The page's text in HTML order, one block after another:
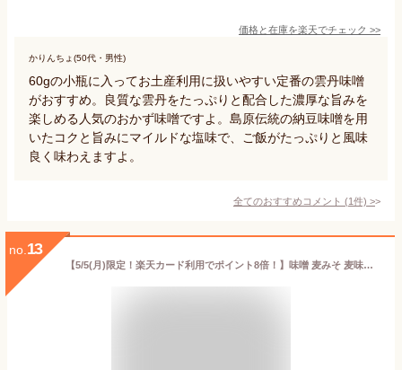
価格と在庫を楽天でチェック >>
かりんちょ(50代・男性)
60gの小瓶に入ってお土産利用に扱いやすい定番の雲丹味噌
がおすすめ。良質な雲丹をたっぷりと配合した濃厚な旨みを
楽しめる人気のおかず味噌ですよ。島原伝統の納豆味噌を用
いたコクと旨みにマイルドな塩味で、ご飯がたっぷりと風味
良く味わえますよ。
全てのおすすめコメント (1件) >
no. 13
【5/5(月)限定！楽天カード利用でポイント8倍！】味噌 麦みそ 麦味噌 チョーコー醤油 長崎麦みそ 1kg 3個セット 送料無料